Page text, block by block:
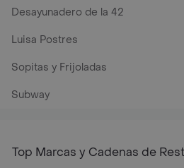
Desayunadero de la 42
Luisa Postres
Sopitas y Frijoladas
Subway
Top Marcas y Cadenas de